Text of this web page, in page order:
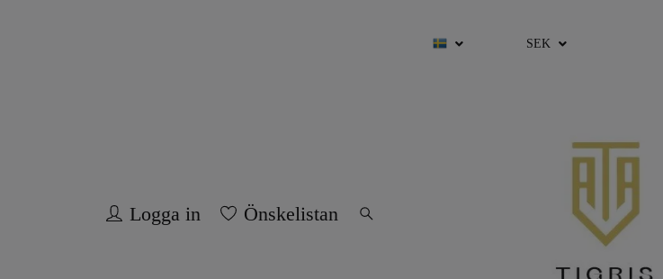
SEK
Logga in Önskelistan